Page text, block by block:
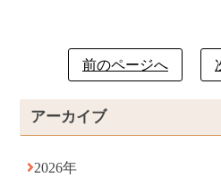
アーカイブ
2026年
前のページへ